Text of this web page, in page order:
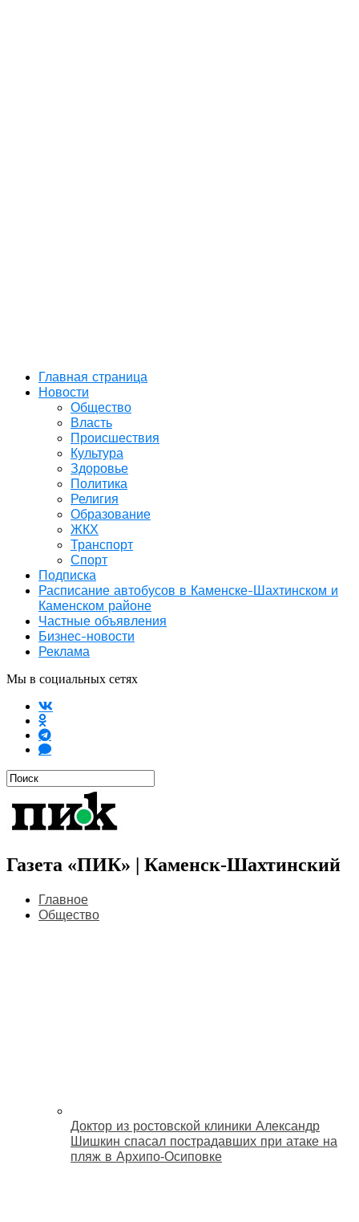
Главная страница
Новости
Общество
Власть
Происшествия
Культура
Здоровье
Политика
Религия
Образование
ЖКХ
Транспорт
Спорт
Подписка
Расписание автобусов в Каменске-Шахтинском и
Каменском районе
Частные объявления
Бизнес-новости
Реклама
Мы в социальных сетях
Газета «ПИК» | Каменск-Шахтинский
Главное
Общество
Доктор из ростовской клиники Александр
Шишкин спасал пострадавших при атаке на
пляж в Архипо‑Осиповке